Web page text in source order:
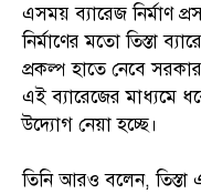
এসময় ব্যারেজ নির্মাণ
নির্মাণের মতো তিস্তা
প্রকল্প হাতে নেবে
এই ব্যারেজের মাধ্যমে
উদ্যোগ নেয়া হচ্ছে।
তিনি আরও বলেন, তিস্তা